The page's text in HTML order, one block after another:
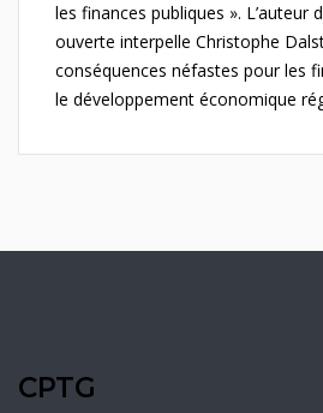
les finances publiques ». L’auteur
ouverte interpelle Christophe
conséquences néfastes pour les
le développement économique
CPTG